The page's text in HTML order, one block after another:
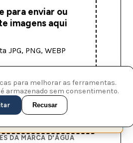
para melhorar as ferramentas.
armazenado sem consentimento.
Recusar
para enviar ou
imagens aqui
JPG, PNG, WEBP
DA MARCA D'ÁGUA